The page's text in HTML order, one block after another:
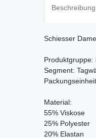
Beschreibung
Schiesser
Produktgruppe:
Segment:
Material:
55% Viskose
25% Polyester
20% Elastan